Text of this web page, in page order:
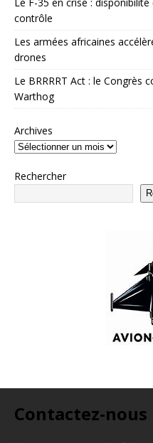
contrôle
Les armées africaines
drones
Le BRRRRT Act : le Congrès
Warthog
Archives
Rechercher
Contactez-nous